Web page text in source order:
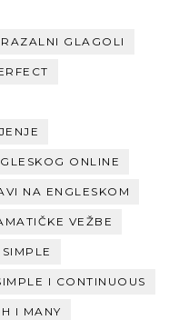
GLAGOLI
ONLINE
NA ENGLESKOM
VEŽBE
I CONTINUOUS
I MANY